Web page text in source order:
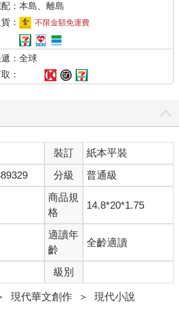
：本島、離島
：
不限金額免運費
：全球
：
裝訂
紙本平裝
分級 普通級
商品規
格
14.8*20*1.75
適讀年
齡
全齡適讀
級別
現代華文創作 ＞ 現代小說